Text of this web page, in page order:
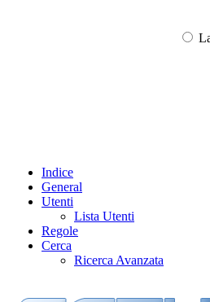
Indice
General
Utenti
Lista Utenti
Regole
Cerca
Ricerca Avanzata